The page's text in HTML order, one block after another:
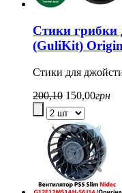
Стики грибки
(GuliKit)
Стики для
200,10 150,00грн